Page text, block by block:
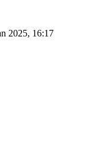
2025, 16:17